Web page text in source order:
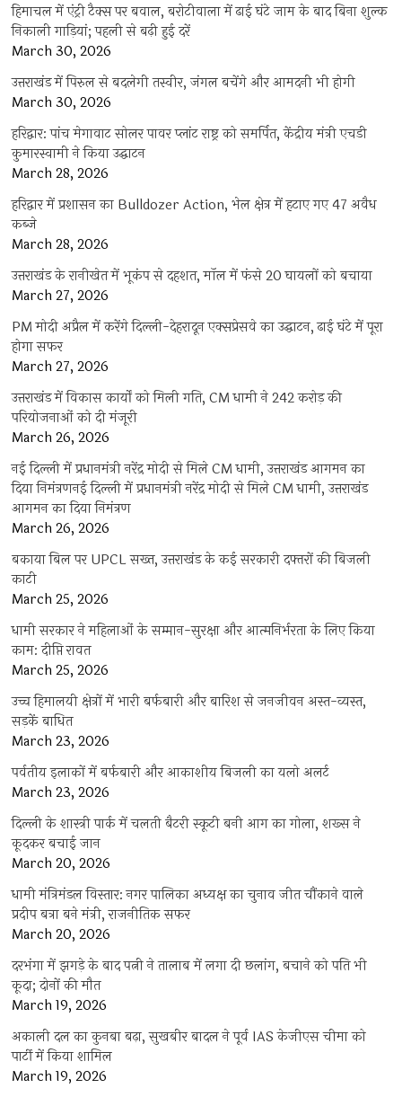
हिमाचल में एंट्री टैक्स पर बवाल, बरोटीवाला में ढाई घंटे जाम के बाद बिना शुल्क
निकाली गाड़ियां; पहली से बढ़ी हुई दरें
March 30, 2026
उत्तराखंड में पिरुल से बदलेगी तस्वीर, जंगल बचेंगे और आमदनी भी होगी
March 30, 2026
हरिद्वार: पांच मेगावाट सोलर पावर प्लांट राष्ट्र को समर्पित, केंद्रीय मंत्री एचडी
कुमारस्वामी ने किया उद्घाटन
March 28, 2026
हरिद्वार में प्रशासन का Bulldozer Action, भेल क्षेत्र में हटाए गए 47 अवैध
कब्जे
March 28, 2026
उत्तराखंड के रानीखेत में भूकंप से दहशत, मॉल में फंसे 20 घायलों को बचाया
March 27, 2026
PM मोदी अप्रैल में करेंगे दिल्ली-देहरादून एक्सप्रेसवे का उद्घाटन, ढाई घंटे में पूरा
होगा सफर
March 27, 2026
उत्तराखंड में विकास कार्यों को मिली गति, CM धामी ने 242 करोड़ की
परियोजनाओं को दी मंजूरी
March 26, 2026
नई दिल्ली में प्रधानमंत्री नरेंद्र मोदी से मिले CM धामी, उत्तराखंड आगमन का
दिया निमंत्रणनई दिल्ली में प्रधानमंत्री नरेंद्र मोदी से मिले CM धामी, उत्तराखंड
आगमन का दिया निमंत्रण
March 26, 2026
बकाया बिल पर UPCL सख्त, उत्तराखंड के कई सरकारी दफ्तरों की बिजली
काटी
March 25, 2026
धामी सरकार ने महिलाओं के सम्मान-सुरक्षा और आत्मनिर्भरता के लिए किया
काम: दीप्ति रावत
March 25, 2026
उच्च हिमालयी क्षेत्रों में भारी बर्फबारी और बारिश से जनजीवन अस्त-व्यस्त,
सड़कें बाधित
March 23, 2026
पर्वतीय इलाकों में बर्फबारी और आकाशीय बिजली का यलो अलर्ट
March 23, 2026
दिल्ली के शास्त्री पार्क में चलती बैटरी स्कूटी बनी आग का गोला, शख्स ने
कूदकर बचाई जान
March 20, 2026
धामी मंत्रिमंडल विस्तार: नगर पालिका अध्यक्ष का चुनाव जीत चौंकाने वाले
प्रदीप बत्रा बने मंत्री, राजनीतिक सफर
March 20, 2026
दरभंगा में झगड़े के बाद पत्नी ने तालाब में लगा दी छलांग, बचाने को पति भी
कूदा; दोनों की मौत
March 19, 2026
अकाली दल का कुनबा बढ़ा, सुखबीर बादल ने पूर्व IAS केजीएस चीमा को
पार्टी में किया शामिल
March 19, 2026